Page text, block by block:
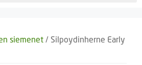
siemenet / Silpoydinherne Early